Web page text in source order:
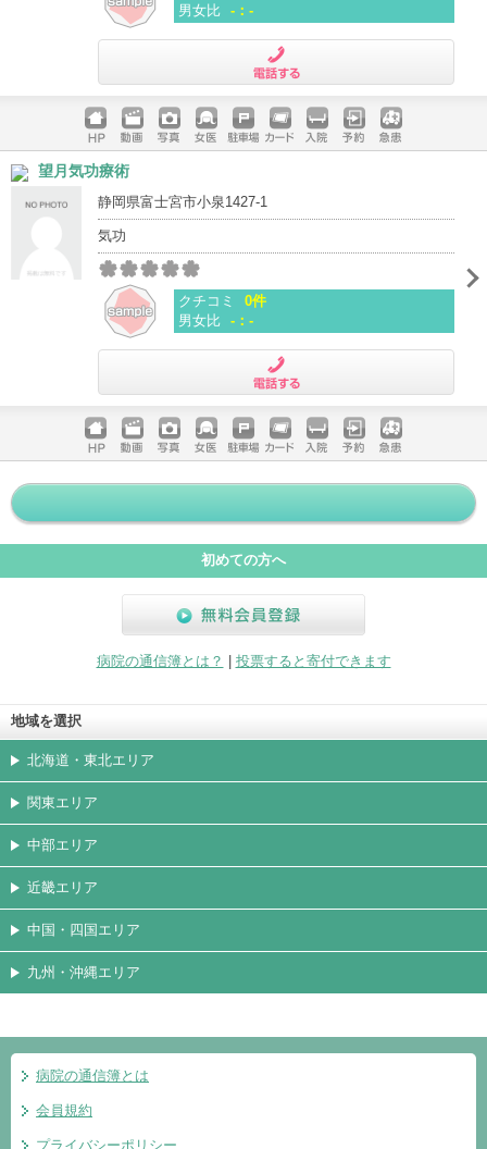
男女比 -：-
ホームペ
ージ
動画 写真 女医 駐車場
クレジッ
入院 予約 急患
望月気功療術
静岡県富士宮市小泉1427-1
気功
クチコミ
0件
男女比 -：-
ホームペ
ージ
動画 写真 女医 駐車場
クレジッ
トカード
入院 予約 急患
初めての方へ
病院の通信簿とは？ | 投票すると寄付できます
地域を選択
北海道・東北エリア
関東エリア
中部エリア
近畿エリア
中国・四国エリア
九州・沖縄エリア
病院の通信簿とは
会員規約
プライバシーポリシー